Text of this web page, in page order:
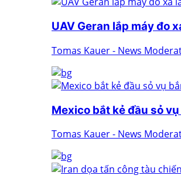
UAV Geran lắp máy đo
Tomas Kauer - News
Mexico bắt kẻ đầu sỏ
Tomas Kauer - News